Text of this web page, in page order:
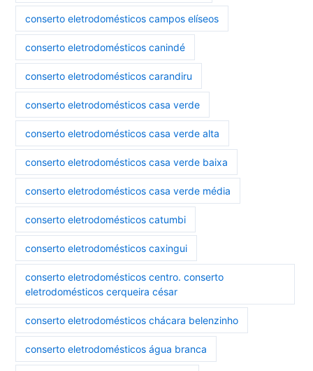
conserto eletrodomésticos campos elíseos
conserto eletrodomésticos canindé
conserto eletrodomésticos carandiru
conserto eletrodomésticos casa verde
conserto eletrodomésticos casa verde alta
conserto eletrodomésticos casa verde baixa
conserto eletrodomésticos casa verde média
conserto eletrodomésticos catumbi
conserto eletrodomésticos caxingui
conserto eletrodomésticos centro. conserto
eletrodomésticos cerqueira césar
conserto eletrodomésticos chácara belenzinho
conserto eletrodomésticos água branca